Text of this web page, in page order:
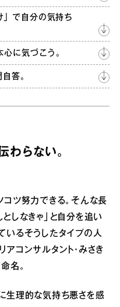
」で自分の気持ち
に気づこう。
答。
わらない。
コツ努力できる。そんな長
しなきゃ」と自分を追い
いるそうしたタイプの人
コンサルタント・みさき
名。
生理的な気持ち悪さを感